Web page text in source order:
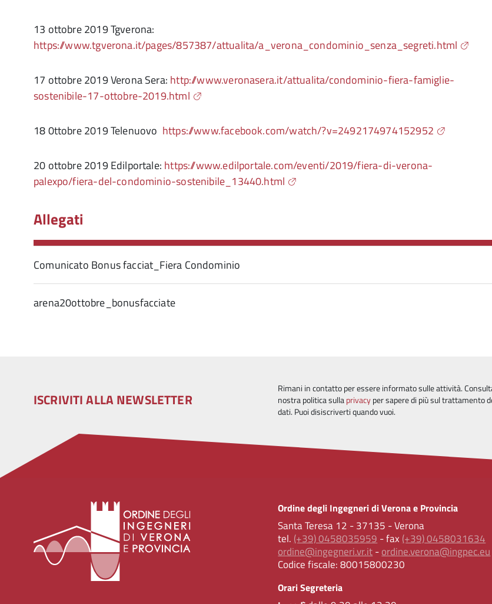
13 ottobre 2019 Tgverona:
https://www.tgverona.it/pages/857387/attualita/a_verona_condominio_senza_segreti.html
17 ottobre 2019 Verona Sera: http://www.veronasera.it/attualita/condominio-fiera-famiglie-
sostenibile-17-ottobre-2019.html
18 0ttobre 2019 Telenuovo https://www.facebook.com/watch/?v=2492174974152952
20 ottobre 2019 Edilportale: https://www.edilportale.com/eventi/2019/fiera-di-verona-
palexpo/fiera-del-condominio-sostenibile_13440.html
Allegati
Comunicato Bonus facciat_Fiera Condominio
arena20ottobre_bonusfacciate
ISCRIVITI ALLA NEWSLETTER
Rimani in contatto per essere informato sulle attività.
nostra politica sullaprivacyper sapere di più sul trattamento
dati. Puoi disiscriverti quando vuoi.
Ordine degli Ingegneri di Verona e Provincia
Santa Teresa 12 - 37135 - Verona
tel. (+39) 0458035959 - fax (+39) 0458031634
ordine@ingegneri.vr.it-ordine.verona@ingpec.eu
Codice fiscale:80015800230
Orari Segreteria